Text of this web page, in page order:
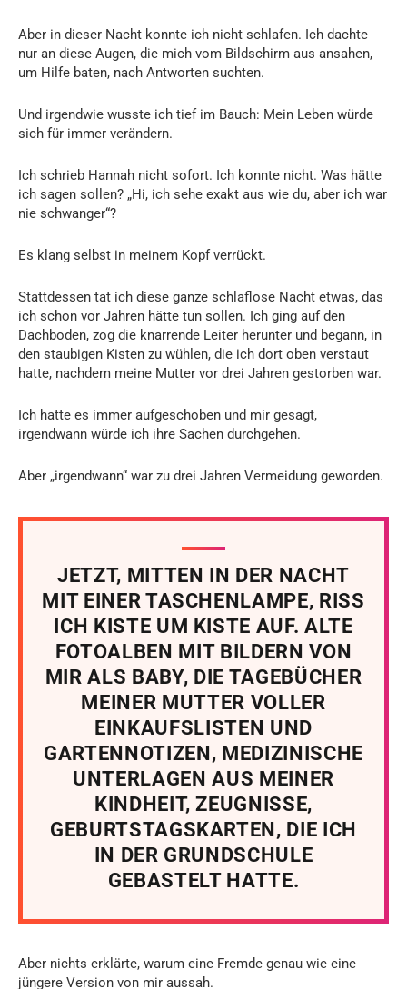
Aber in dieser Nacht konnte ich nicht schlafen. Ich dachte
nur an diese Augen, die mich vom Bildschirm aus ansahen,
um Hilfe baten, nach Antworten suchten.
Und irgendwie wusste ich tief im Bauch: Mein Leben würde
sich für immer verändern.
Ich schrieb Hannah nicht sofort. Ich konnte nicht. Was hätte
ich sagen sollen? „Hi, ich sehe exakt aus wie du, aber ich war
nie schwanger“?
Es klang selbst in meinem Kopf verrückt.
Stattdessen tat ich diese ganze schlaflose Nacht etwas, das
ich schon vor Jahren hätte tun sollen. Ich ging auf den
Dachboden, zog die knarrende Leiter herunter und begann, in
den staubigen Kisten zu wühlen, die ich dort oben verstaut
hatte, nachdem meine Mutter vor drei Jahren gestorben war.
Ich hatte es immer aufgeschoben und mir gesagt,
irgendwann würde ich ihre Sachen durchgehen.
Aber „irgendwann“ war zu drei Jahren Vermeidung geworden.
JETZT, MITTEN IN DER NACHT
MIT EINER TASCHENLAMPE, RISS
ICH KISTE UM KISTE AUF. ALTE
FOTOALBEN MIT BILDERN VON
MIR ALS BABY, DIE TAGEBÜCHER
MEINER MUTTER VOLLER
EINKAUFSLISTEN UND
GARTENNOTIZEN, MEDIZINISCHE
UNTERLAGEN AUS MEINER
KINDHEIT, ZEUGNISSE,
GEBURTSTAGSKARTEN, DIE ICH
IN DER GRUNDSCHULE
GEBASTELT HATTE.
Aber nichts erklärte, warum eine Fremde genau wie eine
jüngere Version von mir aussah.